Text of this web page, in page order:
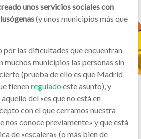
unos servicios sociales con
(y unos municipios más que
por las dificultades que encuentran
muchos municipios las personas sin
(prueba de ello es que Madrid
tienen reguladoeste asunto), y
del «es que no está en
con el que cerramos nuestra
nos conoce previamente» y que está
de «escalera» (o más bien de